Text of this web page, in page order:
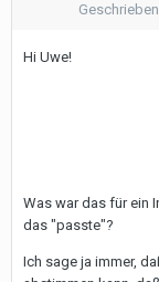
Geschrieben
Hi Uwe!
Was war das für ein
das "passte"?
Ich sage ja immer,